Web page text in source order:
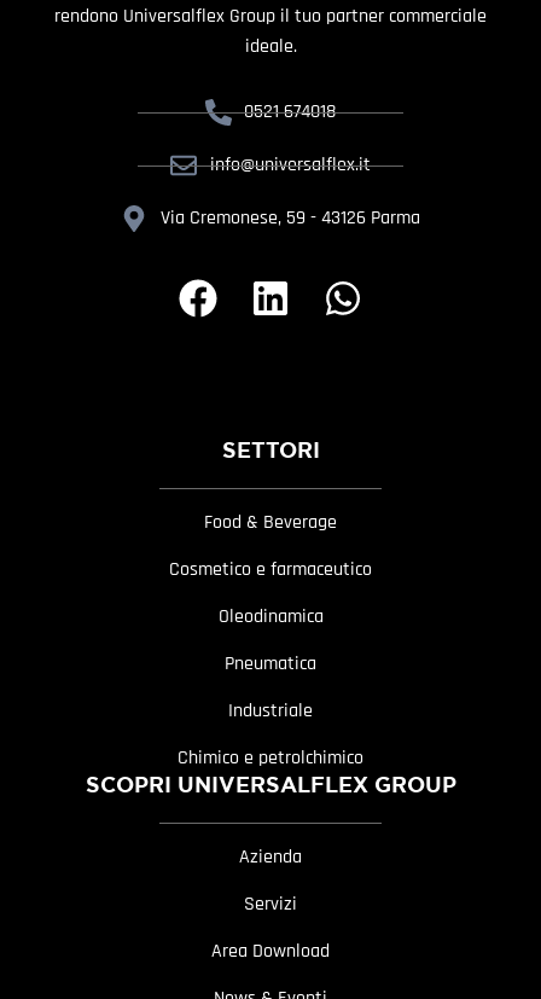
rendono Universalflex Group il tuo partner commerciale
ideale.
0521 674018
info@universalflex.it
Via Cremonese, 59 - 43126 Parma
SETTORI
Food & Beverage
Cosmetico e farmaceutico
Oleodinamica
Pneumatica
Industriale
Chimico e petrolchimico
SCOPRI UNIVERSALFLEX GROUP
Azienda
Servizi
Area Download